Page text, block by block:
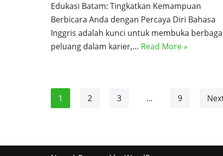
Edukasi Batam: Tingkatkan Kemampuan
Berbicara Anda dengan Percaya Diri Bahasa
Inggris adalah kunci untuk membuka
peluang dalam karier,… Read More »
1 2 3 … 9